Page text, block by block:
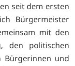
seit dem ersten
Bürgermeister
mit den
den politischen
und